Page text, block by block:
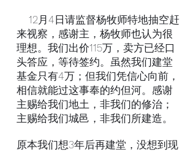
12月4日请监督杨牧师特地抽空赶
来视察，感谢主，杨牧师也认为很
理想。我们出价115万，卖方已经口
头答应，等待签约。虽然我们建堂
基金只有4万；但我们凭信心向前，
相信就能过这事奉的约但河。感谢
主赐给我们地土，非我们的修治；
主赐给我们城邑，非我们所建造。
原本我们想3年后再建堂，没想到现